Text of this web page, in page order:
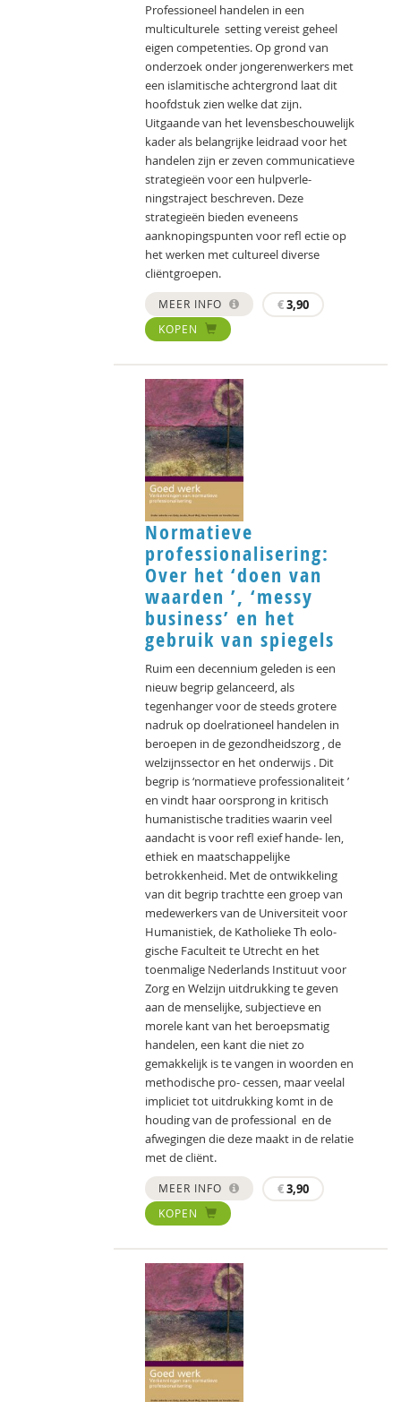
Professioneel handelen in een
multiculturele setting vereist geheel
eigen competenties. Op grond van
onderzoek onder jongerenwerkers met
een islamitische achtergrond laat dit
hoofdstuk zien welke dat zijn.
Uitgaande van het levensbeschouwelijk
kader als belangrijke leidraad voor het
handelen zijn er zeven communicatieve
strategieën voor een hulpverle-
ningstraject beschreven. Deze
strategieën bieden eveneens
aanknopingspunten voor reﬂ ectie op
het werken met cultureel diverse
cliëntgroepen.
MEER INFO €3,90
KOPEN
Normatieve
professionalisering:
Over het ‘doen van
waarden ’, ‘messy
business’ en het
gebruik van spiegels
Ruim een decennium geleden is een
nieuw begrip gelanceerd, als
tegenhanger voor de steeds grotere
nadruk op doelrationeel handelen in
beroepen in de gezondheidszorg , de
welzijnssector en het onderwijs . Dit
begrip is ‘normatieve professionaliteit ’
en vindt haar oorsprong in kritisch
humanistische tradities waarin veel
aandacht is voor reﬂ exief hande- len,
ethiek en maatschappelijke
betrokkenheid. Met de ontwikkeling
van dit begrip trachtte een groep van
medewerkers van de Universiteit voor
Humanistiek, de Katholieke Th eolo-
gische Faculteit te Utrecht en het
toenmalige Nederlands Instituut voor
Zorg en Welzijn uitdrukking te geven
aan de menselijke, subjectieve en
morele kant van het beroepsmatig
handelen, een kant die niet zo
gemakkelijk is te vangen in woorden en
methodische pro- cessen, maar veelal
impliciet tot uitdrukking komt in de
houding van de professional en de
afwegingen die deze maakt in de relatie
met de cliënt.
MEER INFO €3,90
KOPEN